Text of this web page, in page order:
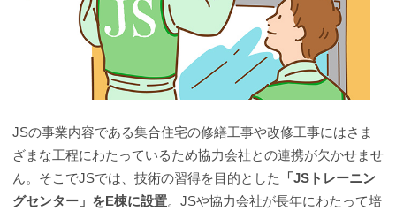
JSの事業内容である集合住宅の修繕工事や改修工事にはさま
ざまな工程にわたっているため協力会社との連携が欠かせませ
ん。そこでJSでは、技術の習得を目的とした
「JSトレーニン
グセンター」をE棟に設置。JSや協力会社が長年にわたって培